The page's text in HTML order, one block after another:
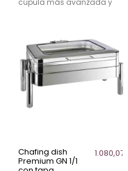
cúpula más avanzada y
niveles de producción.
Chafing dish
Premium GN 1/1
1.080,07 €